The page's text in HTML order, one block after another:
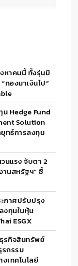
หาคมนี้ ทั้งรุ่นมี
ทองมาเงินไป”
น Hedge Fund
Solution
ทธ์การลงทุน
นแรง จับตา 2
านสหรัฐฯ” ชี้
กาศปรับปรุง
งทุนในหุ้น
ESGX
รกิจสินทรัพย์
กรรม
เทคโนโลยี